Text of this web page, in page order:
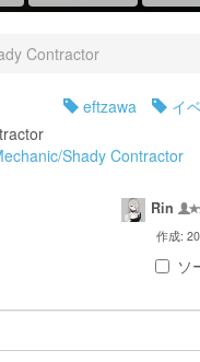
Contractor
eftzawa イ
Shady Contractor
Rin
作成:
ソ